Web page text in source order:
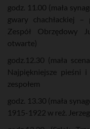
godz. 11.00 (mała
gwary chachłackiej
Zespół Obrzędowy
otwarte)
godz.12.30 (mała
Najpiękniejsze pieśni
zespołem
godz. 13.30 (mała
1915-1922 w reż.